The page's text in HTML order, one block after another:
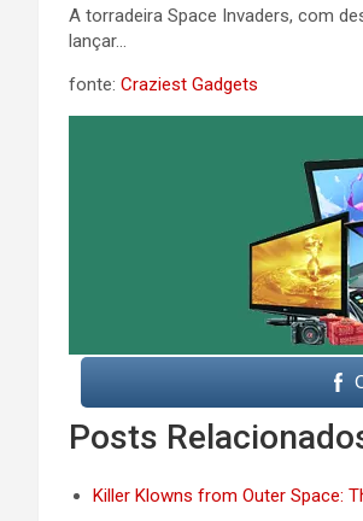
A torradeira Space Invaders, com
lançar…
fonte: Craziest Gadgets
Posts
Killer Klowns from Outer Space: